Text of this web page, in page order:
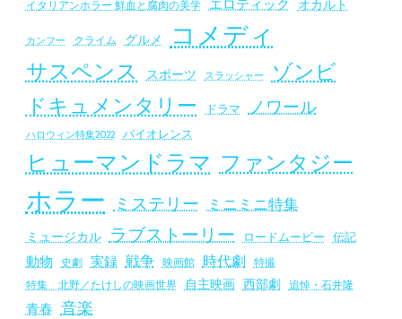
イタリアンホラー 鮮血と腐肉の美学 エロティック オカルト
カンフー クライム グルメ コメディ
サスペンス スポーツ スラッシャー ゾンビ
ドキュメンタリー ドラマ ノワール
ハロウィン特集2022 バイオレンス
ヒューマンドラマ ファンタジー
ホラー ミステリー ミニミニ特集
ミュージカル ラブストーリー ロードムービー 伝記
動物 史劇 実録 戦争 映画館 時代劇
特撮
特集 北野／たけしの映画世界
自主映画 西部劇 追悼・石井隆
青春 音楽